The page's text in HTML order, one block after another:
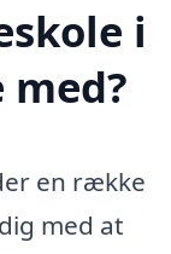
i
en række
med at